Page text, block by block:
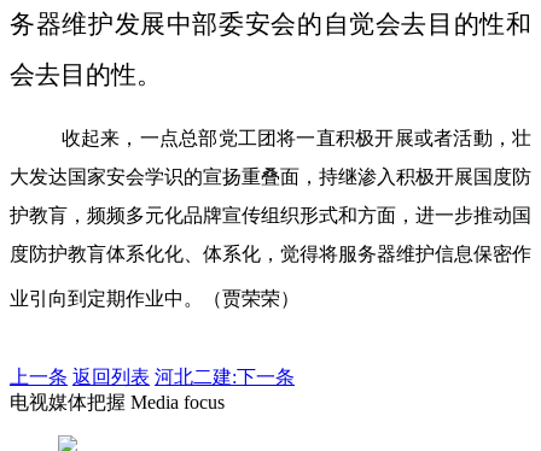
务器维护发展中部委安会的自觉会去目的性和
会去目的性。
收起来，一点总部党工团将一直积极开展或者活動，壮
大发达国家安会学识的宣扬重叠面，持继渗入积极开展国度防
护教肓，频频多元化品牌宣传组织形式和方面，进一步推动国
度防护教肓体系化化、体系化，觉得将服务器维护信息保密作
业引向到定期作业中。（贾荣荣）
上一条 返回列表 河北二建:下一条
电视媒体把握 Media focus